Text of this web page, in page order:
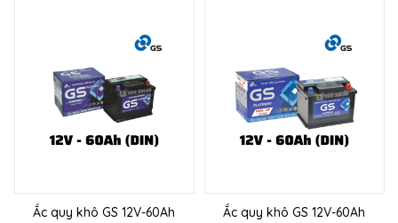
Ắc quy khô GS 12V-60Ah
Ắc quy khô GS 12V-60Ah